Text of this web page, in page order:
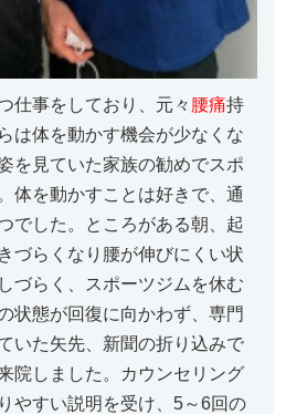
仕事をしており、元々 腰痛持
は体を動かす機会が少なくな
を見ていた家族の勧めでスポ
体を動かすことは好きで、通
でした。ところがある朝、起
づらくなり腰が伸びにくい状
づらく、スポーツジムを休む
状態が回復に向かわず、専門
いた矢先、新聞の折り込みで
院しました。カウンセリング
やすい説明を受け、5～6回の